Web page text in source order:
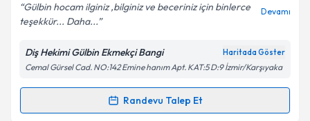
Kişisel verilerimin işlenmesine ilişkin
Aydınlatma
Metni'ni okudum ve kişisel verilerimin belirtilen
kapsamda işlenmesini kabul ediyorum.
Gülbin hocam ilginiz ,bilginiz ve beceriniz için binlerce
teşekkür... Daha...
Devamı
Diş Hekimi Gülbin Ekmekçi Bangi Haritada Göster
Cemal Gürsel Cad. NO:142 Emine hanım Apt. KAT:5 D:9 İzmir/Karşıyaka
Randevu Talep Et
Randevu Takvimi Talebi